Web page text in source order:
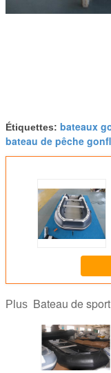
Étiquettes: bateaux
bateau de pêche
Plus Bateau de